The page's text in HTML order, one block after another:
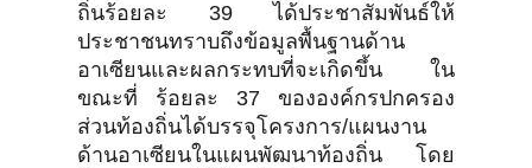
ถิ่นร้อยละ 39 ได้ประชาสัมพันธ์ให้
ประชาชนทราบถึงข้อมูลพื้นฐานด้าน
อาเซียนและผลกระทบที่จะเกิดขึ้น ใน
ขณะที่ ร้อยละ 37 ขององค์กรปกครอง
ส่วนท้องถิ่นได้บรรจุโครงการ/แผนงาน
ด้านอาเซียนในแผนพัฒนาท้องถิ่น โดย